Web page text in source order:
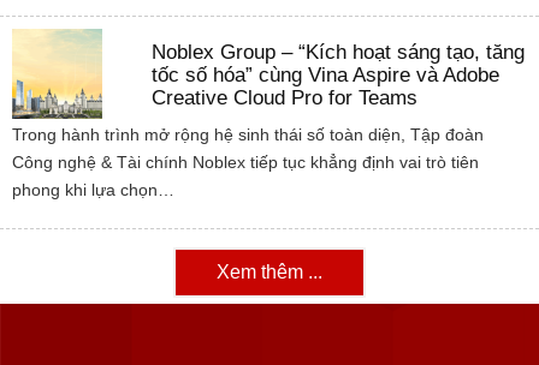
Noblex Group – “Kích hoạt sáng tạo, tăng
tốc số hóa” cùng Vina Aspire và Adobe
Creative Cloud Pro for Teams
Trong hành trình mở rộng hệ sinh thái số toàn diện, Tập đoàn
Công nghệ & Tài chính Noblex tiếp tục khẳng định vai trò tiên
phong khi lựa chọn…
Xem thêm ...